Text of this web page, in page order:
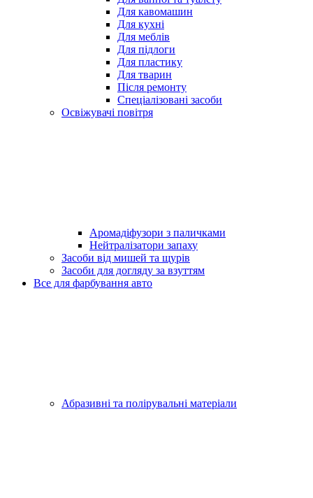
Для кавомашин
Для кухні
Для меблів
Для підлоги
Для пластику
Для тварин
Після ремонту
Спеціалізовані засоби
Освіжувачі повітря
Аромадіфузори з паличками
Нейтралізатори запаху
Засоби від мишей та щурів
Засоби для догляду за взуттям
Все для фарбування авто
Абразивні та полірувальні матеріали